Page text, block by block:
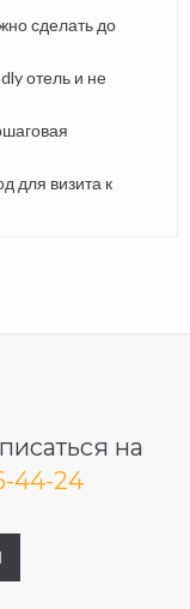
сделать до
отель и не
для визита к
на
44-24